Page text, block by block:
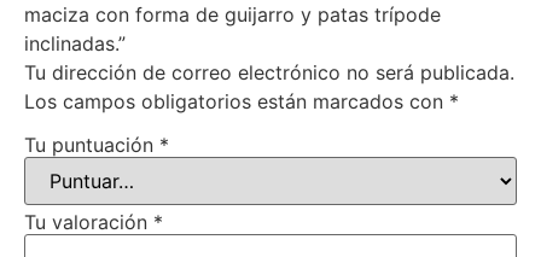
maciza con forma de guijarro y patas trípode
inclinadas.”
Tu dirección de correo electrónico no será publicada.
Los campos obligatorios están marcados con *
Tu puntuación *
Tu valoración *